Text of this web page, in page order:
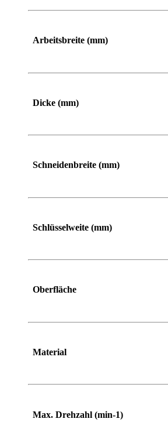
Arbeitsbreite (mm)
Dicke (mm)
Schneidenbreite (mm)
Schlüsselweite (mm)
Oberfläche
Material
Max. Drehzahl (min-1)